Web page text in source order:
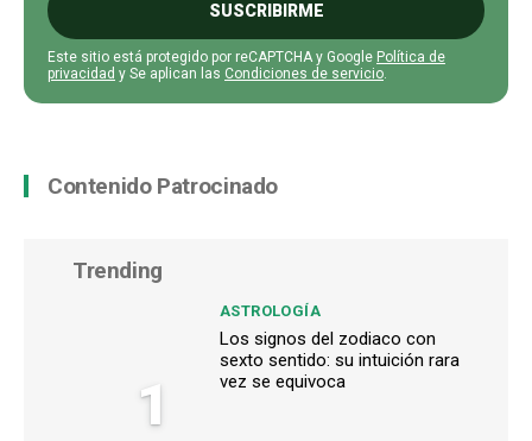
SUSCRIBIRME
Este sitio está protegido por reCAPTCHA y Google Política de
privacidad y Se aplican las Condiciones de servicio.
Contenido Patrocinado
Trending
1
ASTROLOGÍA
Los signos del zodiaco con
sexto sentido: su intuición rara
vez se equivoca